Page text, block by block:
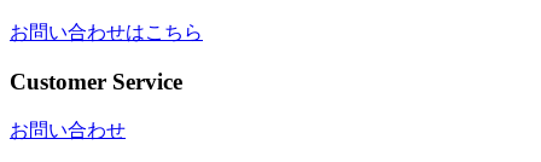
お問い合わせはこちら
Customer Service
お問い合わせ